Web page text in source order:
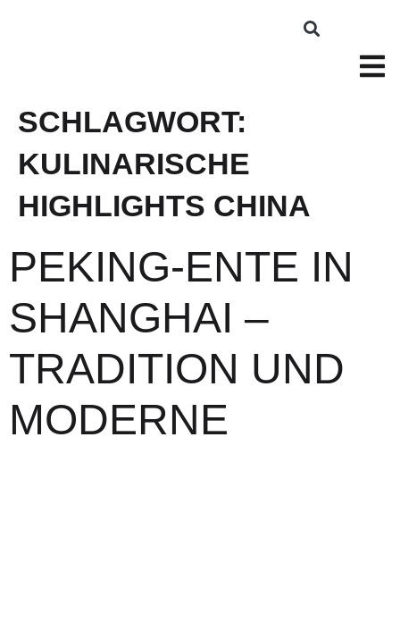
SCHLAGWORT:
KULINARISCHE
HIGHLIGHTS CHINA
PEKING-ENTE IN
SHANGHAI –
TRADITION UND
MODERNE